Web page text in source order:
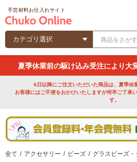
手芸材料お仕入れサイト
夏季休業前の駆け込み受注により大
6日以降にご注文いただいた商品は、夏季休
お客様にはご不便をおかけいたしますが何卒ご了承
す。
全て / アクセサリー / ビーズ / グラスビーズ